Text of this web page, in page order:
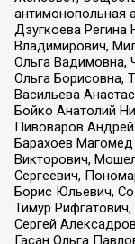
антимонопольная
Дзугкоева Регина
Владимирович,
Ольга Вадимовна,
Ольга Борисовна,
Васильева
Бойко Анатолий
Пивоваров Андрей
Барахоев
Викторович,
Сергеевич,
Борис Юльевич,
Тимур
Сергей
Гасан Ольга